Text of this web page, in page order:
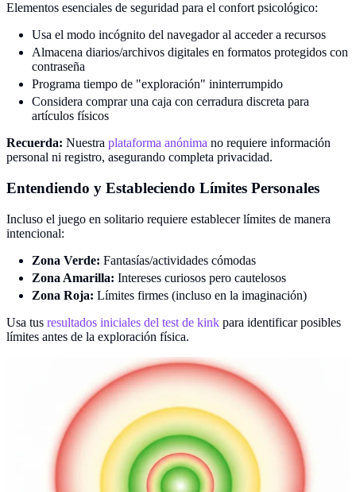
Elementos esenciales de seguridad para el confort psicológico:
Usa el modo incógnito del navegador al acceder a recursos
Almacena diarios/archivos digitales en formatos protegidos con
contraseña
Programa tiempo de "exploración" ininterrumpido
Considera comprar una caja con cerradura discreta para
artículos físicos
Recuerda: Nuestra plataforma anónima no requiere información
personal ni registro, asegurando completa privacidad.
Entendiendo y Estableciendo Límites Personales
Incluso el juego en solitario requiere establecer límites de manera
intencional:
Zona Verde: Fantasías/actividades cómodas
Zona Amarilla: Intereses curiosos pero cautelosos
Zona Roja: Límites firmes (incluso en la imaginación)
Usa tus resultados iniciales del test de kink para identificar posibles
límites antes de la exploración física.